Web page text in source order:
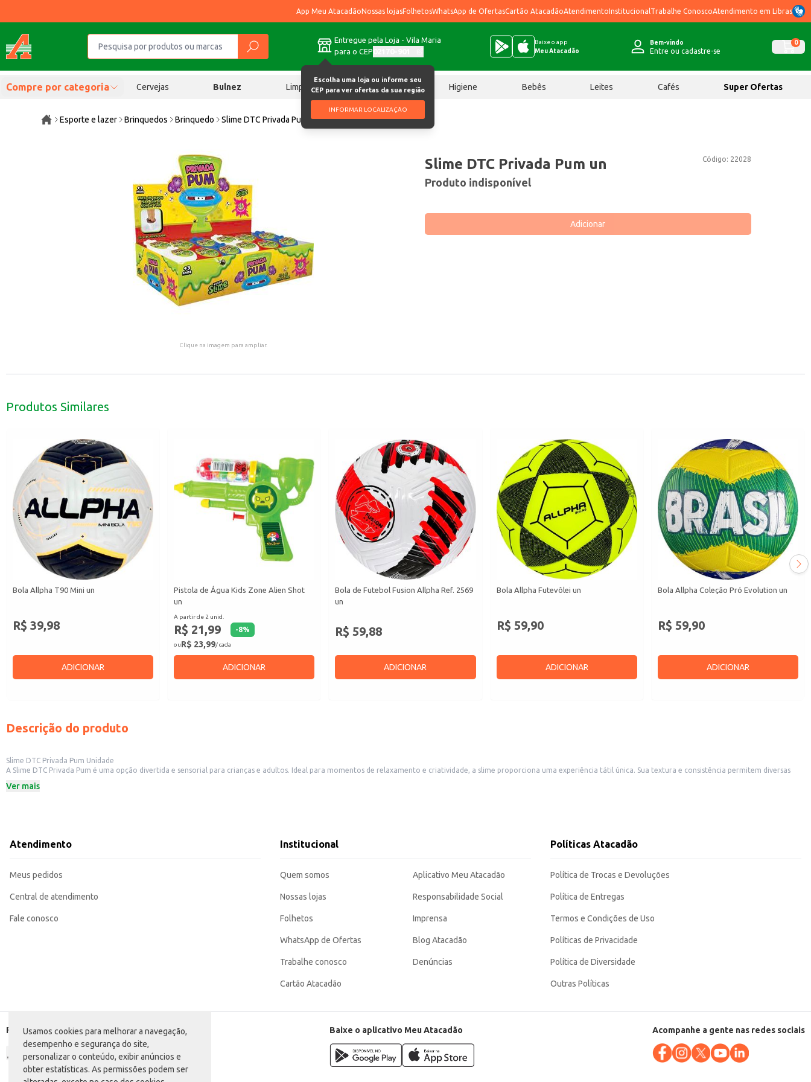
Usamos cookies para melhorar a navegação,
desempenho e segurança do site,
personalizar o conteúdo, exibir anúncios e
obter estatísticas. As permissões podem ser
App Meu AtacadãoNossas lojasFolhetosWhatsApp de OfertasCartão AtacadãoAtendimentoInstitucional Trabalhe ConoscoAtendimento em Libras
Entregue pela Loja - Vila Maria
para o CEP
Escolha uma loja ou informe seu
CEP para ver ofertas da sua região
INFORMAR LOCALIZAÇÃO
Baixe o app
Meu Atacadão
Bem-vindo
Entre ou cadastre-se
0
Compre por categoria Cervejas Bulnez Limpeza Chocolates Higiene Bebês Leites Cafés Super Ofertas
Esporte e lazer Brinquedos Brinquedo Slime DTC Privada Pum un
Clique na imagem para ampliar.
Código: 22028
Slime DTC Privada Pum un
Produto indisponível
Adicionar
Produtos Similares
Bola Allpha T90 Mini un
R$ 39,98
ADICIONAR
Pistola de Água Kids Zone Alien Shot
un
A partir de 2 unid.
R$ 21,99 -8%
ouR$ 23,99/ cada
ADICIONAR
Bola de Futebol Fusion Allpha Ref. 2569
un
R$ 59,88
ADICIONAR
Bola Allpha Futevôlei un
R$ 59,90
ADICIONAR
Bola Allpha Coleção Pró Evolution un
R$ 59,90
ADICIONAR
Descrição do produto
Slime DTC Privada Pum Unidade
A Slime DTC Privada Pum é uma opção divertida e sensorial para crianças e adultos. Ideal para momentos de relaxamento e criatividade, a slime proporciona uma experiência tátil única. Sua textura e consistência permitem diversas
Marca: DTC
Recomendamos a supervisão de um adulto, principalmente para crianças menores.
A Slime DTC Privada Pum oferece uma opção de entretenimento acessível e divertida, perfeita para momentos de lazer e descontração. Sua textura agradável e a possibilidade de diferentes brincadeiras garantem horas de diversão.
Ver mais
Atendimento
Meus pedidos
Central de atendimento
Fale conosco
Institucional
Quem somos
Nossas lojas
Folhetos
WhatsApp de Ofertas
Trabalhe conosco
Cartão Atacadão
Aplicativo Meu Atacadão
Responsabilidade Social
Imprensa
Blog Atacadão
Denúncias
Políticas Atacadão
Política de Trocas e Devoluções
Política de Entregas
Termos e Condições de Uso
Políticas de Privacidade
Política de Diversidade
Outras Políticas
Formas de pagamento Baixe o aplicativo Meu Atacadão Acompanhe a gente nas redes sociais